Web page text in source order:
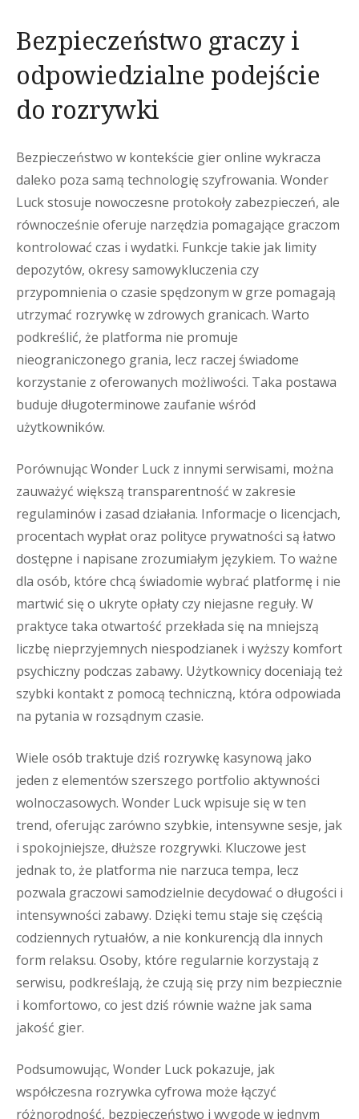
Bezpieczeństwo graczy i
odpowiedzialne podejście
do rozrywki
Bezpieczeństwo w kontekście gier online wykracza
daleko poza samą technologię szyfrowania. Wonder
Luck stosuje nowoczesne protokoły zabezpieczeń, ale
równocześnie oferuje narzędzia pomagające graczom
kontrolować czas i wydatki. Funkcje takie jak limity
depozytów, okresy samowykluczenia czy
przypomnienia o czasie spędzonym w grze pomagają
utrzymać rozrywkę w zdrowych granicach. Warto
podkreślić, że platforma nie promuje
nieograniczonego grania, lecz raczej świadome
korzystanie z oferowanych możliwości. Taka postawa
buduje długoterminowe zaufanie wśród
użytkowników.
Porównując Wonder Luck z innymi serwisami, można
zauważyć większą transparentność w zakresie
regulaminów i zasad działania. Informacje o licencjach,
procentach wypłat oraz polityce prywatności są łatwo
dostępne i napisane zrozumiałym językiem. To ważne
dla osób, które chcą świadomie wybrać platformę i nie
martwić się o ukryte opłaty czy niejasne reguły. W
praktyce taka otwartość przekłada się na mniejszą
liczbę nieprzyjemnych niespodzianek i wyższy komfort
psychiczny podczas zabawy. Użytkownicy doceniają też
szybki kontakt z pomocą techniczną, która odpowiada
na pytania w rozsądnym czasie.
Wiele osób traktuje dziś rozrywkę kasynową jako
jeden z elementów szerszego portfolio aktywności
wolnoczasowych. Wonder Luck wpisuje się w ten
trend, oferując zarówno szybkie, intensywne sesje, jak
i spokojniejsze, dłuższe rozgrywki. Kluczowe jest
jednak to, że platforma nie narzuca tempa, lecz
pozwala graczowi samodzielnie decydować o długości i
intensywności zabawy. Dzięki temu staje się częścią
codziennych rytuałów, a nie konkurencją dla innych
form relaksu. Osoby, które regularnie korzystają z
serwisu, podkreślają, że czują się przy nim bezpiecznie
i komfortowo, co jest dziś równie ważne jak sama
jakość gier.
Podsumowując, Wonder Luck pokazuje, jak
współczesna rozrywka cyfrowa może łączyć
różnorodność, bezpieczeństwo i wygodę w jednym